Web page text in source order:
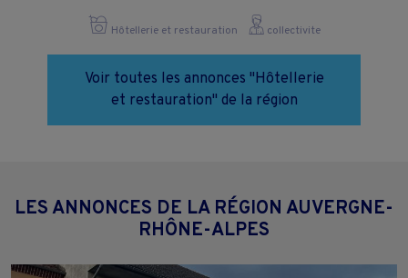
Hôtellerie et restauration collectivite
Voir toutes les annonces "Hôtellerie
et restauration" de la région
LES ANNONCES DE LA RÉGION AUVERGNE-
RHÔNE-ALPES